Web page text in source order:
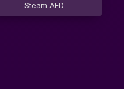
Steam AED